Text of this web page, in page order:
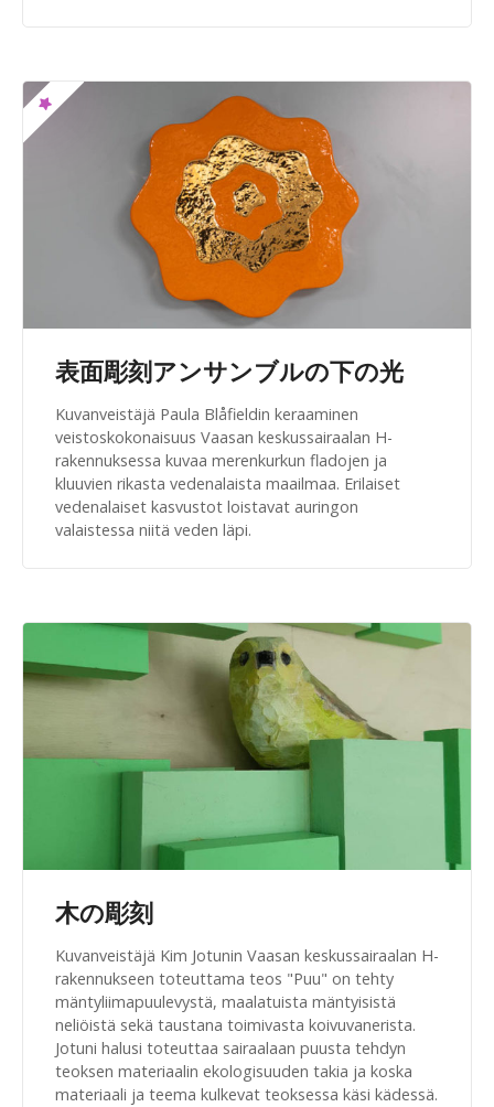
表面彫刻アンサンブルの下の光
Kuvanveistäjä Paula Blåfieldin keraaminen
veistoskokonaisuus Vaasan keskussairaalan H-
rakennuksessa kuvaa merenkurkun fladojen ja
kluuvien rikasta vedenalaista maailmaa. Erilaiset
vedenalaiset kasvustot loistavat auringon
valaistessa niitä veden läpi.
木の彫刻
Kuvanveistäjä Kim Jotunin Vaasan keskussairaalan H-
rakennukseen toteuttama teos "Puu" on tehty
mäntyliimapuulevystä, maalatuista mäntyisistä
neliöistä sekä taustana toimivasta koivuvanerista.
Jotuni halusi toteuttaa sairaalaan puusta tehdyn
teoksen materiaalin ekologisuuden takia ja koska
materiaali ja teema kulkevat teoksessa käsi kädessä.